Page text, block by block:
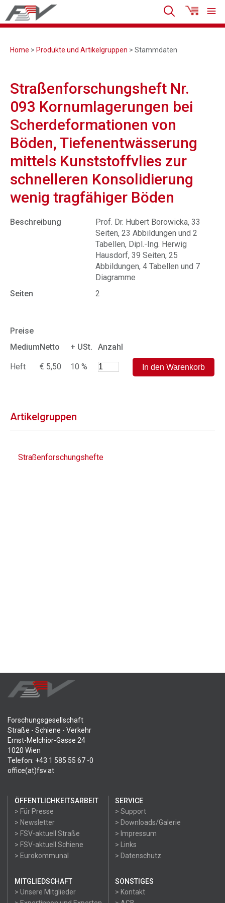
Home > Produkte und Artikelgruppen > Stammdaten
Straßenforschungsheft Nr.
093 Kornumlagerungen bei
Scherdeformationen von
Böden, Tiefenentwässerung
mittels Kunststoffvlies zur
schnelleren Konsolidierung
wenig tragfähiger Böden
Beschreibung
Prof. Dr. Hubert Borowicka, 33
Seiten, 23 Abbildungen und 2
Tabellen, Dipl.-Ing. Herwig
Hausdorf, 39 Seiten, 25
Abbildungen, 4 Tabellen und 7
Diagramme
Seiten
2
Preise
MediumNetto + USt. Anzahl
Heft € 5,50 10 %
Artikelgruppen
Straßenforschungshefte
Forschungsgesellschaft
Straße - Schiene - Verkehr
Ernst-Melchior-Gasse 24
1020 Wien
Telefon: +43 1 585 55 67 -0
office(at)fsv.at
ÖFFENTLICHKEITSARBEIT
> Für Presse
> Newsletter
> FSV-aktuell Straße
> FSV-aktuell Schiene
> Eurokommunal
SERVICE
> Support
> Downloads/Galerie
> Impressum
> Links
> Datenschutz
MITGLIEDSCHAFT
> Unsere Mitglieder
SONSTIGES
> Kontakt